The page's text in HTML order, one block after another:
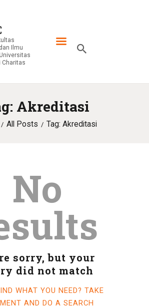
Ilmu
Charitas
Akreditasi
All Posts Tag: Akreditasi
FHIP UKMC
dan Ilmu Pendidikan Universitas Katolik
Musi Charitas (UKMC)
STUDI
No
sorry, but your
did not match
WHAT YOU NEED? TAKE
AND DO A SEARCH